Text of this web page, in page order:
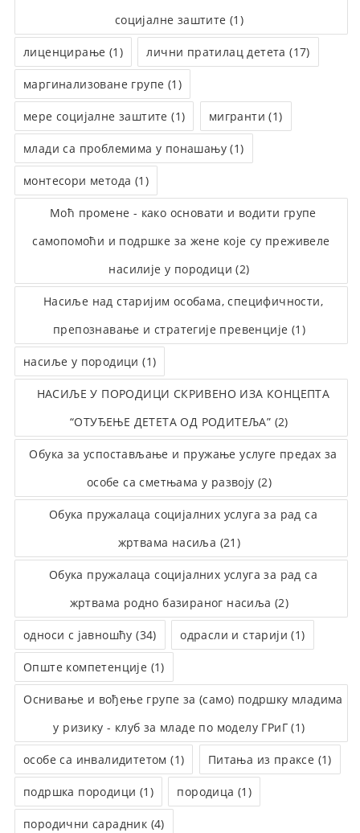
социјалне заштите (1)
лиценцирање (1) лични пратилац детета (17)
маргинализоване групе (1)
мере социјалне заштите (1) мигранти (1)
млади са проблемима у понашању (1)
монтесори метода (1)
Моћ промене - како основати и водити групе
самопомоћи и подршке за жене које су преживеле
насилије у породици (2)
Насиље над старијим особама, специфичности,
препознавање и стратегије превенције (1)
насиље у породици (1)
НАСИЉЕ У ПОРОДИЦИ СКРИВЕНО ИЗА КОНЦЕПТА
“ОТУЂЕЊЕ ДЕТЕТА ОД РОДИТЕЉА” (2)
Обука за успостављање и пружање услуге предах за
особе са сметњама у развоју (2)
Обука пружалаца социјалних услуга за рад са
жртвама насиља (21)
Обука пружалаца социјалних услуга за рад са
жртвама родно базираног насиља (2)
односи с јавношћу (34) одрасли и старији (1)
Опште компетенције (1)
Оснивање и вођење групе за (само) подршку младима
у ризику - клуб за младе по моделу ГРиГ (1)
особе са инвалидитетом (1) Питања из праксе (1)
подршка породици (1) породица (1)
породични сарадник (4)